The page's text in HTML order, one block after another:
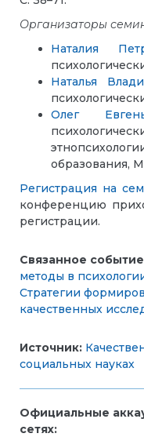
Организаторы
Наталия
Наталья
Олег
образования,
Регистрация на
конференцию
регистрации.
Связанное
методы в
Стратегии
качественных
Источник:
социальных науках
Официальные
сетях: